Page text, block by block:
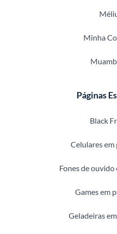
Minha
Páginas
Black
Celulares
Fones de
Games em
Geladeiras